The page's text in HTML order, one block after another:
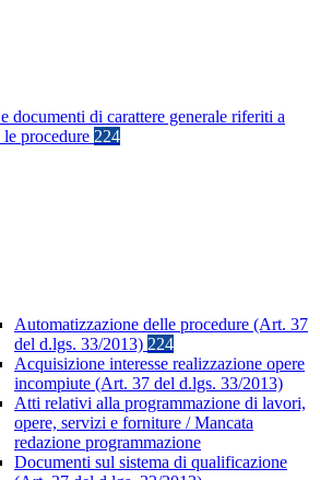
documenti di carattere generale riferiti a
le procedure 224
Automatizzazione delle procedure (Art. 37
del d.lgs. 33/2013) 224
Acquisizione interesse realizzazione opere
incompiute (Art. 37 del d.lgs. 33/2013)
Atti relativi alla programmazione di lavori,
opere, servizi e forniture / Mancata
redazione programmazione
Documenti sul sistema di qualificazione